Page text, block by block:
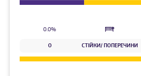
0.0%
0 СТІЙКИ/ ПОПЕРЕЧИНИ